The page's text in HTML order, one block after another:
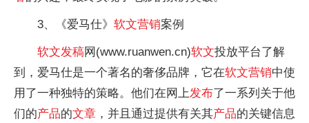
3、《爱马仕》 软文营销案例
软文发稿网(www.ruanwen.cn)软文投放平台了解
到，爱马仕是一个著名的奢侈品牌，它在软文营销中使
用了一种独特的策略。他们在网上发布了一系列关于他
们的产品的文章 ，并且通过提供有关其产品的关键信息